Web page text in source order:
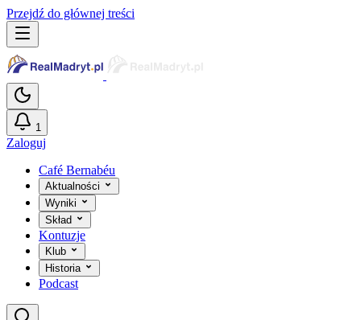
Przejdź do głównej treści
1
Zaloguj
Café Bernabéu
Aktualności
Wyniki
Skład
Kontuzje
Klub
Historia
Podcast